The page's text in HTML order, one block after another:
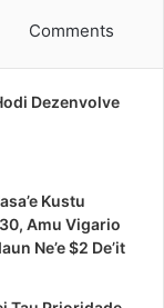
Comments
Dezenvolve
Kustu
Amu Vigario
Ne’e $2 De’it